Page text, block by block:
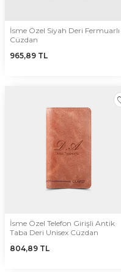
İsme Özel Siyah Deri Fermuarlı
Cüzdan
965,89 TL
İsme Özel Telefon Girişli Antik
Taba Deri Unisex Cüzdan
804,89 TL